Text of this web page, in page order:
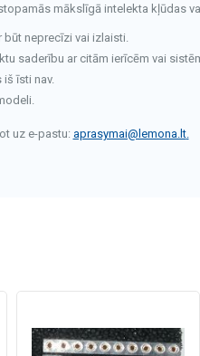
mākslīgā intelekta kļūdas
neprecīzi vai izlaisti.
saderību ar citām ierīcēm vai
īsti nav.
uz e-pastu: aprasymai@lemona.lt.